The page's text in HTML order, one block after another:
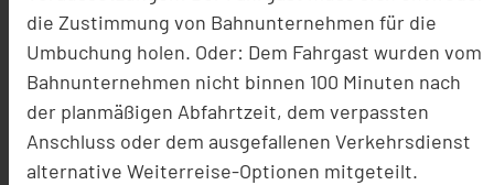
die Zustimmung von Bahnunternehmen für die
Umbuchung holen. Oder: Dem Fahrgast wurden vom
Bahnunternehmen nicht binnen 100 Minuten nach
der planmäßigen Abfahrtzeit, dem verpassten
Anschluss oder dem ausgefallenen Verkehrsdienst
alternative Weiterreise-Optionen mitgeteilt.